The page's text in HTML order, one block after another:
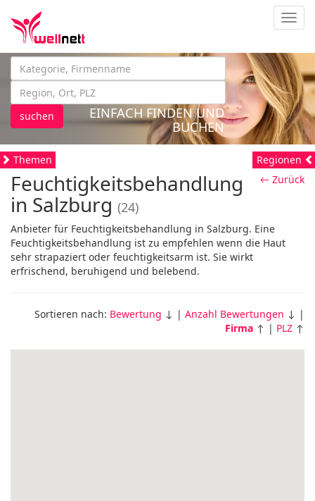
suchen
EINFACH FINDEN UND
BUCHEN
Themen
← Zurück
Feuchtigkeitsbehandlung
in Salzburg (24)
Anbieter für Feuchtigkeitsbehandlung in Salzburg. Eine
Feuchtigkeitsbehandlung ist zu empfehlen wenn die Haut
sehr strapaziert oder feuchtigkeitsarm ist. Sie wirkt
erfrischend, beruhigend und belebend.
Sortieren nach: Bewertung ↓ | Anzahl Bewertungen ↓ |
Firma ↑ | PLZ ↑
Regionen